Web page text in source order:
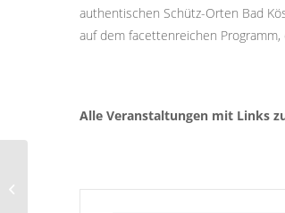
authentischen Schütz-Orten Bad
auf dem facettenreichen
Alle Veranstaltungen mit Links
der Zeitzer